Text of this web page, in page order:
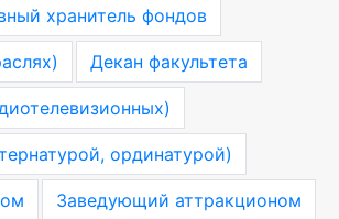
хранитель фондов
Декан факультета
ординатурой)
Заведующий аттракционом